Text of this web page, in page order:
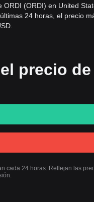
ORDI (ORDI) en United
24 horas, el precio
precio
cada 24 horas. Reflejan las